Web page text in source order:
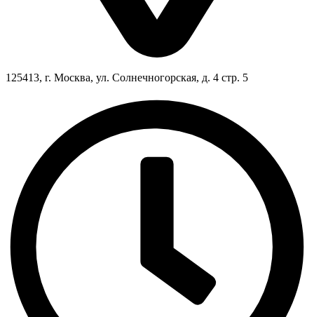
125413, г. Москва, ул. Солнечногорская, д. 4 стр. 5